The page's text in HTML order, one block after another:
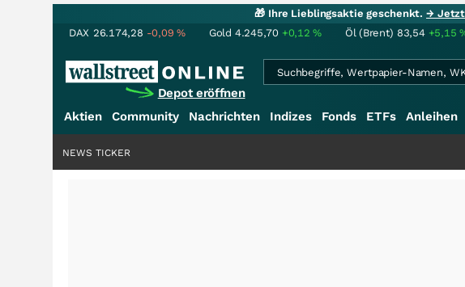
🎁 Ihre Lieblingsaktie geschenkt.→ Jetzt
DAX 26.174,28 -0,09% Gold 4.245,70 +0,12% Öl (Brent) 83,54 +5,15
Depot eröffnen
Aktien Community Nachrichten Indizes Fonds ETFs Anleihen
NEWS TICKER